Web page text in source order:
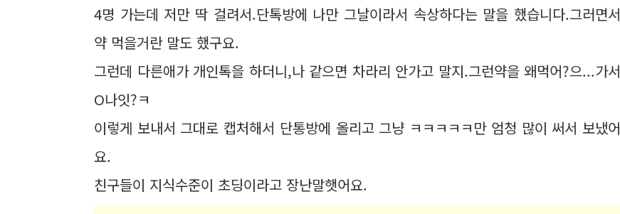
4명 가는데 저만 딱 걸려서.단톡방에 나만 그날이라서 속상하다는 말을 했습니다.그러면서
약 먹을거란 말도 했구요.
그런데 다른애가 개인톡을 하더니,나 같으면 차라리 안가고 말지.그런약을 왜먹어?으...가서
O나잇?ㅋ
이렇게 보내서 그대로 캡처해서 단통방에 올리고 그냥 ㅋㅋㅋㅋㅋ만 엄청 많이 써서 보냈어
요.
친구들이 지식수준이 초딩이라고 장난말햇어요.